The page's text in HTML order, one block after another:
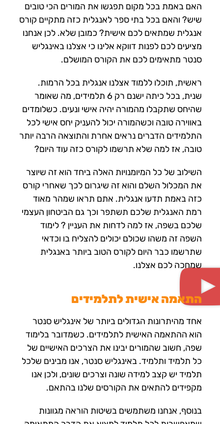
האם באמת בכל מקום תפגשו את המורים הכי טובים
שיש? והאם בכל בתי ספר לאנגלית כזה מתקיים קורס
אנגלית שמתאים לכם אישית? כמובן שלא. לכן אנחנו
מציעים לכם לפנות דווקא אלינו כי אצלנו באינגליש
סנטר מתאימים לכם את הקורס המושלם.
ראשית, תוכלו ללמוד אצלנו אנגלית בכל הרמות.
שנית, בכל כיתה ישנם רק 6 תלמידים, מה שאומר
שהיחס שתקבלו מהמורה יהיה אישי ונעים. כשלומדים
באווירה טובה וכשהמורה יכול להעניק יחס אישי לכל
התלמידים הדברים נראים אחרת והתוצאה הרבה יותר
טובה, אז למה שלא תרשמו לקורס כזה עוד היום?
השילוב של כל המיומנויות האלה ביחד הוא זה שיוצר
את המכלול השלם והוא זה שיגרום לכך שאחרי קורס
כזה באמת תדעו אנגלית. אתם תראו שמהר מאוד
רמת האנגלית שלכם תשתפר וכך גם הביטחון העצמי
שלכם בשפה, אז למה לדחות את העניין ? לימוד
השפה זה משהו שכולם יכולים להצליח בו וכדאי
שתרשמו כבר היום לקורס הטוב ביותר באנגלית
שמחכה לכם אצלנו.
התאמה אישית לתלמידים
אחד מהיתרונות הגדולים ביותר של אינגליש סנטר
הוא ההתאמה האישית לתלמידים. כשמדובר בלימוד
שפה, חשוב שהמורים יבינו את הצרכים האישיים של
כל תלמיד ותלמיד. באינגליש סנטר, אנו מבינים שלכל
תלמיד יש קצב למידה שונה וצרכים שונים, ולכן אנו
מקפידים להתאים את הקורסים שלנו בהתאם.
בנוסף, אנחנו משתמשים בשיטות הוראה מגוונות